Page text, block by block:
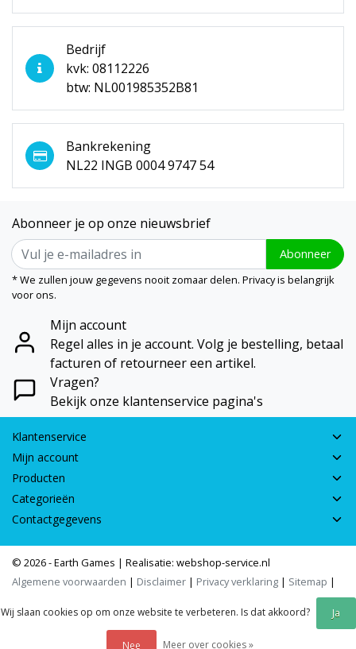
Bedrijf
kvk: 08112226
btw: NL001985352B81
Bankrekening
NL22 INGB 0004 9747 54
Abonneer je op onze nieuwsbrief
Abonneer
* We zullen jouw gegevens nooit zomaar delen. Privacy is belangrijk
voor ons.
Mijn account
Regel alles in je account. Volg je bestelling, betaal
facturen of retourneer een artikel.
Vragen?
Bekijk onze klantenservice pagina's
Klantenservice
Mijn account
Producten
Categorieën
Contactgegevens
© 2026 - Earth Games | Realisatie: webshop-service.nl
Algemene voorwaarden | Disclaimer | Privacy verklaring | Sitemap |
Wij slaan cookies op om onze website te verbeteren. Is dat akkoord? Ja
Nee Meer over cookies »